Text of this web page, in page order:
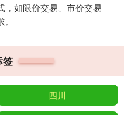
，如限价交易、市价交易
签
四川